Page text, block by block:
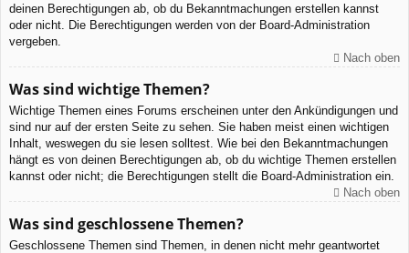
deinen Berechtigungen ab, ob du Bekanntmachungen erstellen kannst
oder nicht. Die Berechtigungen werden von der Board-Administration
vergeben.
Nach oben
Was sind wichtige Themen?
Wichtige Themen eines Forums erscheinen unter den Ankündigungen und
sind nur auf der ersten Seite zu sehen. Sie haben meist einen wichtigen
Inhalt, weswegen du sie lesen solltest. Wie bei den Bekanntmachungen
hängt es von deinen Berechtigungen ab, ob du wichtige Themen erstellen
kannst oder nicht; die Berechtigungen stellt die Board-Administration ein.
Nach oben
Was sind geschlossene Themen?
Geschlossene Themen sind Themen, in denen nicht mehr geantwortet